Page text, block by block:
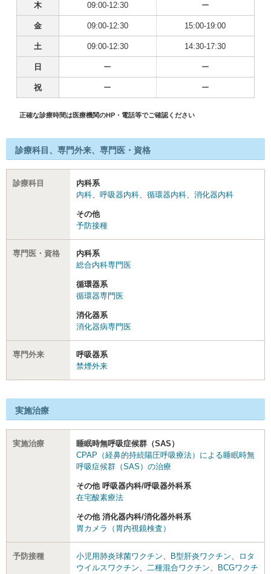
木 09:00-12:30 ー
金 09:00-12:30 15:00-19:00
土 09:00-12:30 14:30-17:30
日 ー ー
祝 ー ー
正確な診療時間は医療機関のHP・電話等でご確認ください
診療科目、専門外来、専門医・資格
診療科目
内科系
内科、 呼吸器内科、 循環器内科、 消化器内科
その他
予防接種
専門医・資格
内科系
総合内科専門医
循環器系
循環器専門医
消化器系
消化器病専門医
専門外来
呼吸器系
禁煙外来
実施治療
実施治療
睡眠時無呼吸症候群（SAS）
CPAP（経鼻的持続陽圧呼吸療法）による睡眠時無
呼吸症候群（SAS）の治療
その他 呼吸器内科/呼吸器外科系
在宅酸素療法
その他 消化器内科/消化器外科系
胃カメラ（胃内視鏡検査）
予防接種 小児用肺炎球菌ワクチン、 B型肝炎ワクチン、
ロタ
ウイルスワクチン、 二種混合ワクチン、 BCGワクチ